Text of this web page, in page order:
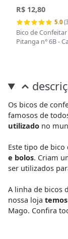
R$ 12,80
5.0
Bico de
Pitanga n° 6B -
Os bicos de
famosos de
utilizadono
Este tipo de
e bolos. Criam
ser utilizados
A linha de bicos
nossa loja
Mago. Confira